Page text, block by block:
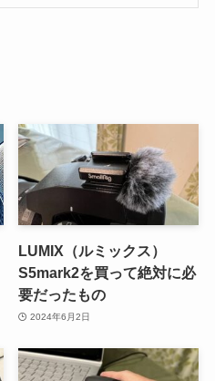
LUMIX（ルミックス）
S5mark2を買って絶対に必
要だったもの
2024年6月2日